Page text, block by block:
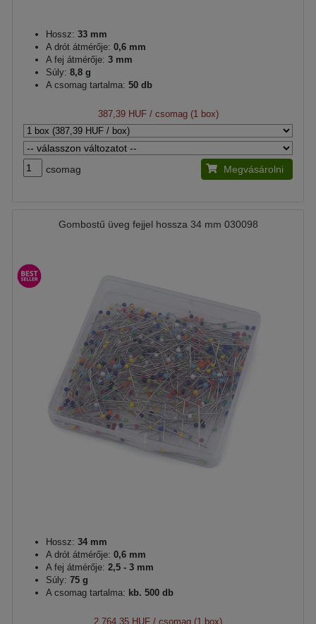
Hossz: 33 mm
A drót átmérője: 0,6 mm
A fej átmérője: 3 mm
Súly: 8,8 g
A csomag tartalma: 50 db
387,39 HUF/ csomag (1 box)
csomag Megvásárolni
Gombostű üveg fejjel hossza 34 mm 030098
Hossz: 34 mm
A drót átmérője: 0,6 mm
A fej átmérője: 2,5 - 3 mm
Súly: 75 g
A csomag tartalma: kb. 500 db
2 764,35 HUF / csomag (1 box)